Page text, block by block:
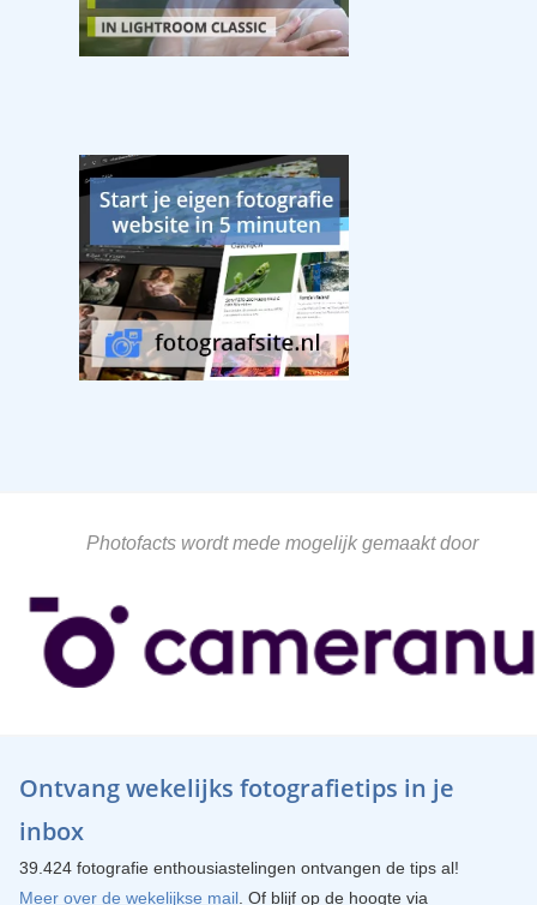
Photofacts wordt mede mogelijk gemaakt door
Ontvang wekelijks fotografietips in je
inbox
39.424 fotografie enthousiastelingen ontvangen de tips al!
Meer over de wekelijkse mail. Of blijf op de hoogte via